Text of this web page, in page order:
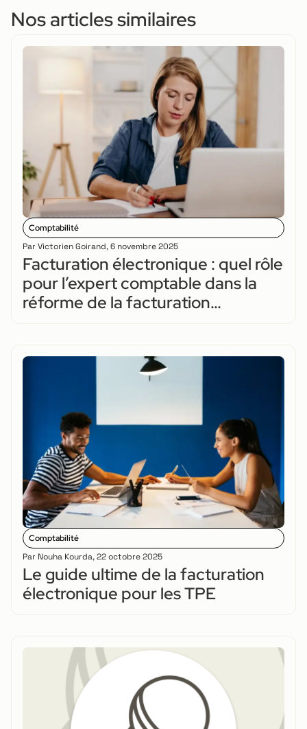
Nos articles similaires
Comptabilité
Par Victorien Goirand,6 novembre 2025
Facturation électronique : quel rôle
pour l’expert comptable dans la
réforme de la facturation
Comptabilité
Par Nouha Kourda,22 octobre 2025
Le guide ultime de la facturation
électronique pour les TPE